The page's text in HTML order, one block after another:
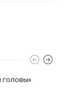
головы»